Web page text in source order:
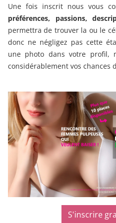
Une fois inscrit nous vous
préférences, passions,
permettra de trouver la ou le
donc ne négligez pas cette
une photo dans votre profil,
considérablement vos chances
S'inscrire